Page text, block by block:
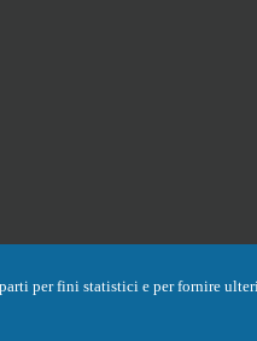
per fini statistici e per fornire